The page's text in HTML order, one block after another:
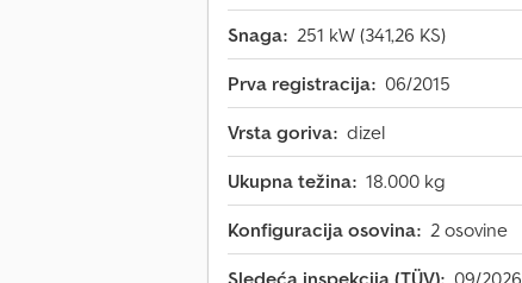
Snaga: 251 kW (341,26 KS)
Prva registracija: 06/2015
Vrsta goriva: dizel
Ukupna težina: 18.000 kg
Konfiguracija osovina: 2 osovine